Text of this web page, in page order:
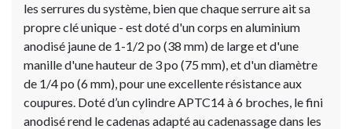
les serrures du système, bien que chaque serrure ait sa
propre clé unique - est doté d'un corps en aluminium
anodisé jaune de 1-1/2 po (38 mm) de large et d'une
manille d'une hauteur de 3 po (75 mm), et d'un diamètre
de 1/4 po (6 mm), pour une excellente résistance aux
coupures. Doté d’un cylindre APTC14 à 6 broches, le fini
anodisé rend le cadenas adapté au cadenassage dans les